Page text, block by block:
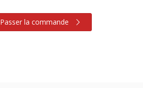
Passer la commande